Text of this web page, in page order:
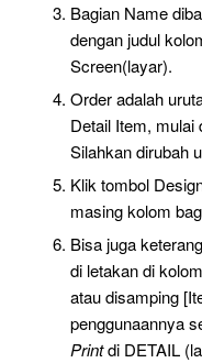
Bagian Name
dengan judul
Screen(layar).
Order adalah
Detail Item, mulai
Silahkan dirubah
Klik tombol
masing kolom
Bisa juga
di letakan di
atau disamping
penggunaannya
Printdi DETAIL